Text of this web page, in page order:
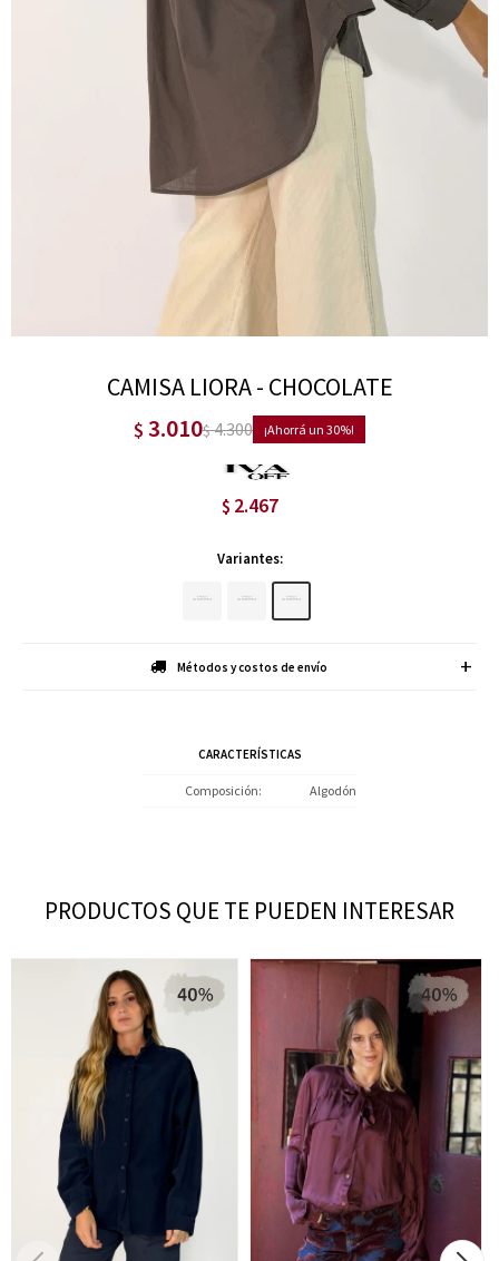
CAMISA LIORA - CHOCOLATE
$ 3.010$4.300 30
$ 2.467
Variantes:
Métodos y costos de envío
CARACTERÍSTICAS
Composición Algodón
PRODUCTOS QUE TE PUEDEN INTERESAR